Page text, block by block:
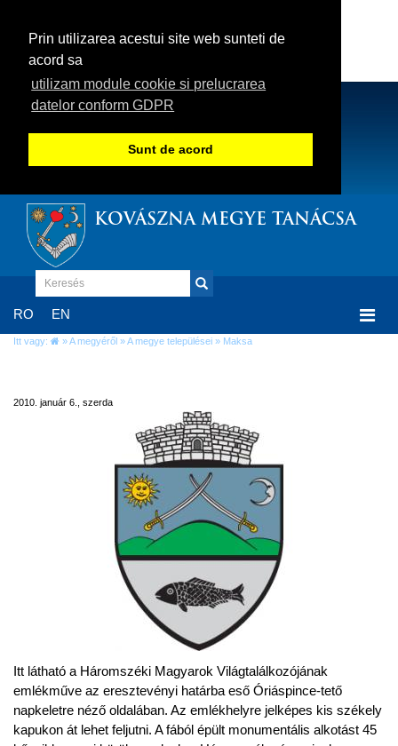
Prin utilizarea acestui site web sunteti de
acord sa
utilizam module cookie si prelucrarea
datelor conform GDPR
Sunt de acord
KOVÁSZNA MEGYE TANÁCSA
RO EN
Itt vagy: »A megyéről »A megye települései » Maksa
2010. január 6., szerda
Itt látható a Háromszéki Magyarok Világtalálkozójának
emlékműve az eresztevényi határba eső Óriáspince-tető
napkeletre néző oldalában. Az emlékhelyre jelképes kis székely
kapukon át lehet feljutni. A fából épült monumentális alkotást 45